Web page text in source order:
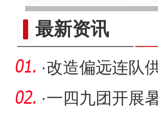
最新资讯
·改造偏远连队
·一四九团开展